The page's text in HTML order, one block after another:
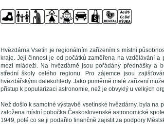
Hvězdárna Vsetín je regionálním zařízením s místní
kraje. Její činnost je od počátků zaměřena na vzdělávání
mezi mládeží. Na hvězdárně jsou pořádány přednášky a
střední školy celého regionu. Pro zájemce jsou
hvězdářskými dalekohledy. Jako poměrně malé zařízení
přístup k popularizaci astronomie, než je obvyklý u velkých
Než došlo k samotné výstavbě vsetínské hvězdárny, byla
založena místní pobočka Československé astronomické
1949, poté co se ji podařilo finančně zajistit za podpory